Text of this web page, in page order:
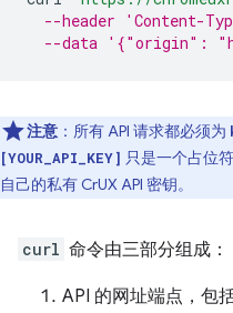
--header 'Content-
--data '{"origin":
注意 ：所有 API 请求都必须为
[YOUR_API_KEY] 只是一个占位
自己的私有 CrUX API 密钥。
curl 命令由三部分组成：
API 的网址端点，包